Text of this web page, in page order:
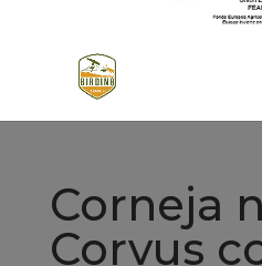
Corneja
Corvus